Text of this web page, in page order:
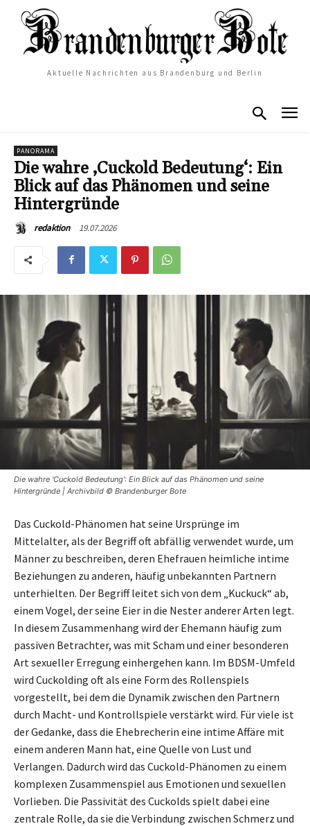
Aktuelle Nachrichten aus Brandenburg und Berlin
PANORAMA
Die wahre ‚Cuckold Bedeutung‘: Ein
Blick auf das Phänomen und seine
Hintergründe
redaktion 19.07.2026
Die wahre 'Cuckold Bedeutung': Ein Blick auf das Phänomen und seine
Hintergründe | Archivbild © Brandenburger Bote
Das Cuckold-Phänomen hat seine Ursprünge im
Mittelalter, als der Begriff oft abfällig verwendet wurde, um
Männer zu beschreiben, deren Ehefrauen heimliche intime
Beziehungen zu anderen, häufig unbekannten Partnern
unterhielten. Der Begriff leitet sich von dem „Kuckuck“ ab,
einem Vogel, der seine Eier in die Nester anderer Arten legt.
In diesem Zusammenhang wird der Ehemann häufig zum
passiven Betrachter, was mit Scham und einer besonderen
Art sexueller Erregung einhergehen kann. Im BDSM-Umfeld
wird Cuckolding oft als eine Form des Rollenspiels
vorgestellt, bei dem die Dynamik zwischen den Partnern
durch Macht- und Kontrollspiele verstärkt wird. Für viele ist
der Gedanke, dass die Ehebrecherin eine intime Affäre mit
einem anderen Mann hat, eine Quelle von Lust und
Verlangen. Dadurch wird das Cuckold-Phänomen zu einem
komplexen Zusammenspiel aus Emotionen und sexuellen
Vorlieben. Die Passivität des Cuckolds spielt dabei eine
zentrale Rolle, da sie die Verbindung zwischen Schmerz und